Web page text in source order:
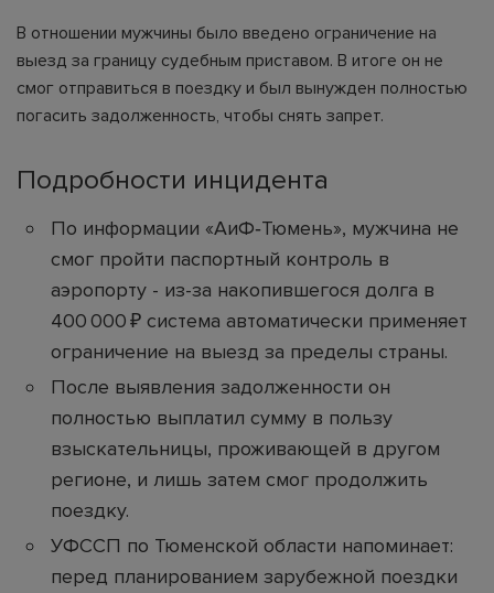
В отношении мужчины было введено ограничение на
выезд за границу судебным приставом. В итоге он не
смог отправиться в поездку и был вынужден полностью
погасить задолженность, чтобы снять запрет.
Подробности инцидента
По информации «АиФ‑Тюмень», мужчина не
смог пройти паспортный контроль в
аэропорту - из-за накопившегося долга в
400 000 ₽ система автоматически применяет
ограничение на выезд за пределы страны.
После выявления задолженности он
полностью выплатил сумму в пользу
взыскательницы, проживающей в другом
регионе, и лишь затем смог продолжить
поездку.
УФССП по Тюменской области напоминает:
перед планированием зарубежной поездки